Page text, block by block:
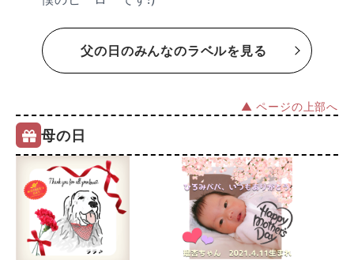
父の日のみんなのラベルを見る
▲ ページの上部へ
母の日